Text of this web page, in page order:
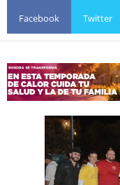
Facebook Twitter